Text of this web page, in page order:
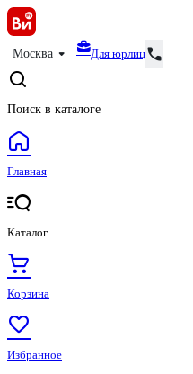
Москва Для юрлиц
Поиск в каталоге
Главная
Каталог
Корзина
Избранное